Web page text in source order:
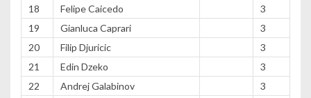
18
Felipe Caicedo
3
19
Gianluca Caprari
3
20
Filip Djuricic
3
21
Edin Dzeko
3
22
Andrej Galabinov
3